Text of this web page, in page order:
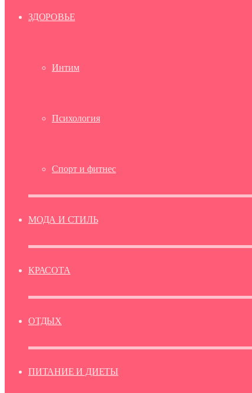
ЗДОРОВЬЕ
Интим
Психология
Спорт и фитнес
МОДА И СТИЛЬ
КРАСОТА
ОТДЫХ
ПИТАНИЕ И ДИЕТЫ